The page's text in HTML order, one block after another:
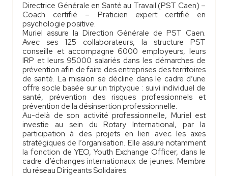
Directrice Générale en Santé au Travail (PST Caen) –
Coach certifié – Praticien expert certifié en
psychologie positive.
Muriel assure la Direction Générale de PST Caen.
Avec ses 125 collaborateurs, la structure PST
conseille et accompagne 6000 employeurs, leurs
IRP et leurs 95000 salariés dans les démarches de
prévention afin de faire des entreprises des territoires
de santé. La mission se décline dans le cadre d’une
offre socle basée sur un triptyque : suivi individuel de
santé, prévention des risques professionnels et
prévention de la désinsertion professionnelle.
Au-delà de son activité professionnelle, Muriel est
investie au sein du Rotary International, par la
participation à des projets en lien avec les axes
stratégiques de l’organisation. Elle assure notamment
la fonction de YEO, Youth Exchange Officer, dans le
cadre d’échanges internationaux de jeunes. Membre
du réseau Dirigeants Solidaires.